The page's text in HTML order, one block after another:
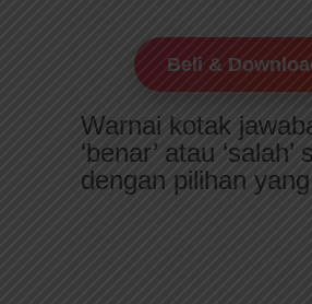
Beli &
Warnai kotak
‘benar’ atau ‘salah’
dengan pilihan